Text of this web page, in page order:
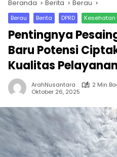
Beranda Berita Berau
Berau Berita DPRD Kesehatan
Pentingnya
Baru Potensi
Kualitas Pelayanan
ArahNusantara
2 Min
Oktober 26, 2025